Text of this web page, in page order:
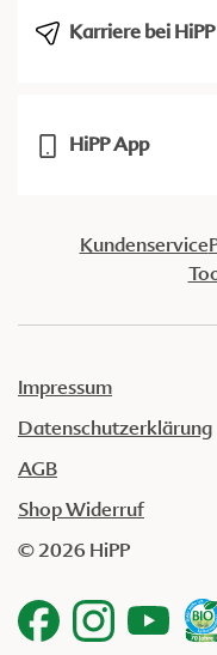
Karriere bei HiPP
HiPP App
Kundenservice
Impressum
Datenschutzerklärung
AGB
Shop Widerruf
© 2026 HiPP